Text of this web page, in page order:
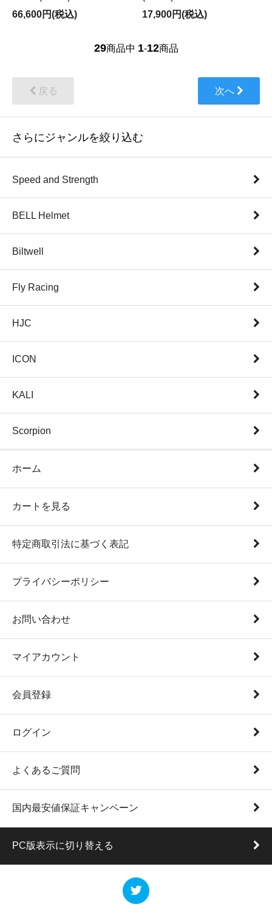
66,600円(税込)
17,900円(税込)
29商品中 1-12商品
戻る 次へ
さらにジャンルを絞り込む
Speed and Strength
BELL Helmet
Biltwell
Fly Racing
HJC
ICON
KALI
Scorpion
ホーム
カートを見る
特定商取引法に基づく表記
プライバシーポリシー
お問い合わせ
マイアカウント
会員登録
ログイン
よくあるご質問
国内最安値保証キャンペーン
PC版表示に切り替える